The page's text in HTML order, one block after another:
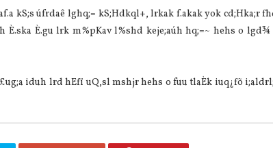
kS;s úfrdaê lghq;= kS;Hdkql+, lrkak f.akak yok cd;Hka;r
È.gu lrk m%pKav l%shd keje;aúh hq;=~ hehs o
iduh lrd hEfï uQ,sl mshjr hehs o fuu tlaÈk iuq¿fõ